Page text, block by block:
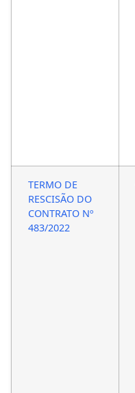
TERMO DE
RESCISÃO DO
CONTRATO Nº
483/2022